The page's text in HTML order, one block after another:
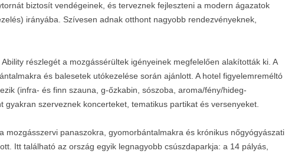
biztosít vendégeinek, és terveznek fejleszteni a modern ágazatok
irányába. Szívesen adnak otthont nagyobb rendezvényeknek,
részlegét a mozgássérültek igényeinek megfelelően alakították ki. A
és balesetek utókezelése során ajánlott. A hotel figyelemreméltó
(infra- és finn szauna, g-őzkabin, sószoba, aroma/fény/hideg-
gyakran szerveznek koncerteket, tematikus partikat és versenyeket.
mozgásszervi panaszokra, gyomorbántalmakra és krónikus nőgyógyászati
Itt található az ország egyik legnagyobb csúszdaparkja: a 14 pályás,